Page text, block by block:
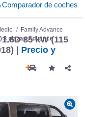
Comparador de coches
Family Advance
8 plazas Advance
85 kW (115
| Precio y